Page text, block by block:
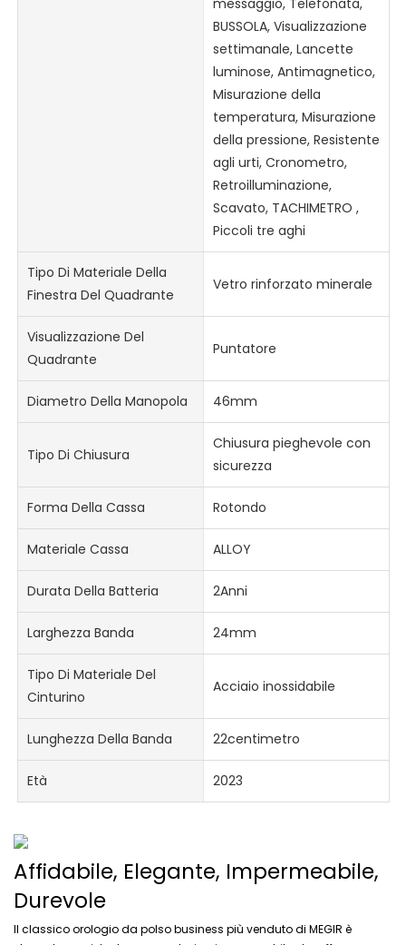
messaggio, Telefonata,
BUSSOLA, Visualizzazione
settimanale, Lancette
luminose, Antimagnetico,
Misurazione della
temperatura, Misurazione
della pressione, Resistente
agli urti, Cronometro,
Retroilluminazione,
Scavato, TACHIMETRO ,
Piccoli tre aghi
Tipo Di Materiale Della
Finestra Del Quadrante
Vetro rinforzato minerale
Visualizzazione Del
Quadrante
Puntatore
Diametro Della Manopola 46mm
Tipo Di Chiusura
Chiusura pieghevole con
sicurezza
Forma Della Cassa Rotondo
Materiale Cassa ALLOY
Durata Della Batteria 2Anni
Larghezza Banda 24mm
Tipo Di Materiale Del
Cinturino
Acciaio inossidabile
Lunghezza Della Banda 22centimetro
Età 2023
Affidabile, Elegante, Impermeabile,
Durevole
Il classico orologio da polso business più venduto di MEGIR è